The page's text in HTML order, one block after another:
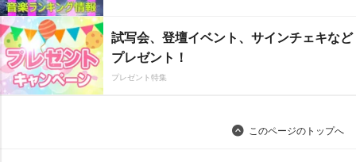
試写会、登壇イベント、サインチェキなど
プレゼント！
プレゼント特集
このページのトップへ